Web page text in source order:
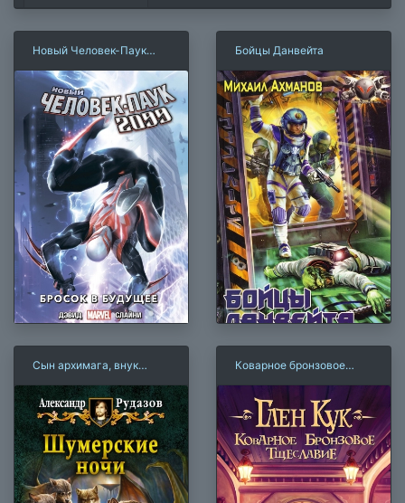
Новый Человек-Паук
будущее
Бойцы Данвейта
Сын архимага, внук
Коварное бронзовое